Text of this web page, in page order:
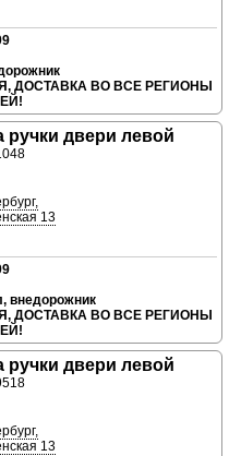
ДОСТАВКА ВО ВСЕ РЕГИОНЫ
ручки двери левой
13
внедорожник
ДОСТАВКА ВО ВСЕ РЕГИОНЫ
ручки двери левой
13